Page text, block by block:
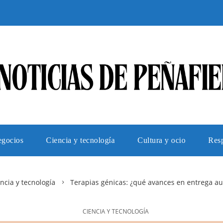
Ciencia y tecnología Cultura y ocio
y tecnología Terapias génicas: ¿qué avances en entrega
CIENCIA Y TECNOLOGÍA